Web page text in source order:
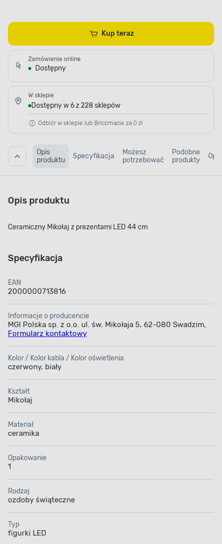
Kup teraz
Zamówienie online
Dostępny
W sklepie
Dostępny w 6 z 228 sklepów
Odbiór w sklepie lub Bricomacie za 0 zł
Opis
produktu
Specyfikacja
Możesz
potrzebować
Podobne
produkty
Opis produktu
Ceramiczny Mikołaj z prezentami LED 44 cm
Specyfikacja
EAN
2000000713816
Informacje o producencie
MGI Polska sp. z o.o. ul. św. Mikołaja 5, 62-080 Swadzim,
Formularz kontaktowy
Kolor / Kolor kabla / Kolor oświetlenia
czerwony, biały
Kształt
Mikołaj
Materiał
ceramika
Opakowanie
1
Rodzaj
ozdoby świąteczne
Typ
figurki LED